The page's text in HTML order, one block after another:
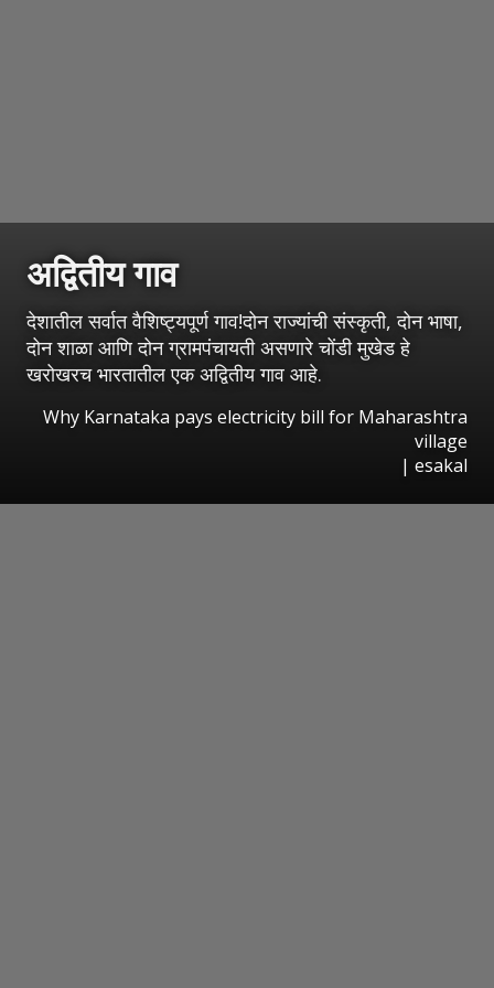
अद्वितीय गाव
देशातील सर्वात वैशिष्ट्यपूर्ण गाव!दोन राज्यांची संस्कृती, दोन भाषा,
दोन शाळा आणि दोन ग्रामपंचायती असणारे चोंडी मुखेड हे
खरोखरच भारतातील एक अद्वितीय गाव आहे.
Why Karnataka pays electricity bill for Maharashtra
village
| esakal